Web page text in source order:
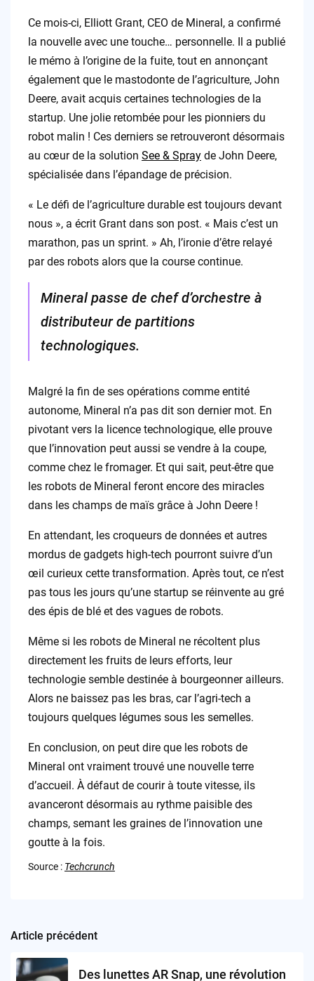
Ce mois-ci, Elliott Grant, CEO de Mineral, a confirmé
la nouvelle avec une touche… personnelle. Il a publié
le mémo à l’origine de la fuite, tout en annonçant
également que le mastodonte de l’agriculture, John
Deere, avait acquis certaines technologies de la
startup. Une jolie retombée pour les pionniers du
robot malin ! Ces derniers se retrouveront désormais
au cœur de la solution See & Sprayde John Deere,
spécialisée dans l’épandage de précision.
« Le défi de l’agriculture durable est toujours devant
nous », a écrit Grant dans son post. « Mais c’est un
marathon, pas un sprint. » Ah, l’ironie d’être relayé
par des robots alors que la course continue.
Mineral passe de chef d’orchestre à
distributeur de partitions
technologiques.
Malgré la fin de ses opérations comme entité
autonome, Mineral n’a pas dit son dernier mot. En
pivotant vers la licence technologique, elle prouve
que l’innovation peut aussi se vendre à la coupe,
comme chez le fromager. Et qui sait, peut-être que
les robots de Mineral feront encore des miracles
dans les champs de maïs grâce à John Deere !
En attendant, les croqueurs de données et autres
mordus de gadgets high-tech pourront suivre d’un
œil curieux cette transformation. Après tout, ce n’est
pas tous les jours qu’une startup se réinvente au gré
des épis de blé et des vagues de robots.
Même si les robots de Mineral ne récoltent plus
directement les fruits de leurs efforts, leur
technologie semble destinée à bourgeonner ailleurs.
Alors ne baissez pas les bras, car l’agri-tech a
toujours quelques légumes sous les semelles.
En conclusion, on peut dire que les robots de
Mineral ont vraiment trouvé une nouvelle terre
d’accueil. À défaut de courir à toute vitesse, ils
avanceront désormais au rythme paisible des
champs, semant les graines de l’innovation une
goutte à la fois.
Source : Techcrunch
Post
navigation
Article précédent
Des lunettes AR Snap, une révolution